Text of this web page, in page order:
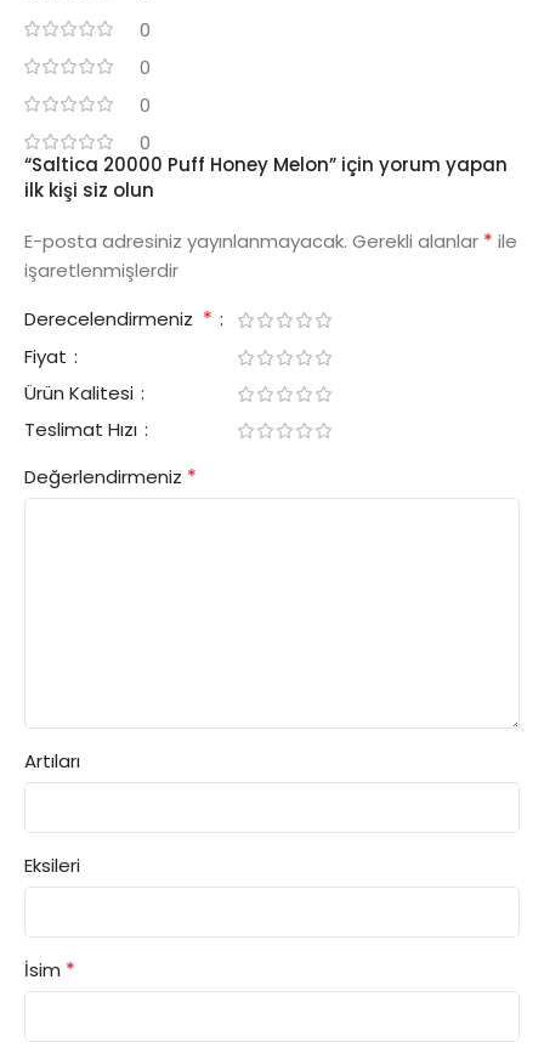
0
0
0
0
“Saltica 20000 Puff Honey Melon” için yorum yapan
ilk kişi siz olun
E-posta adresiniz yayınlanmayacak. Gerekli alanlar * ile
işaretlenmişlerdir
Derecelendirmeniz *
Fiyat
Ürün Kalitesi
Teslimat Hızı
Değerlendirmeniz *
Artıları
Eksileri
İsim *